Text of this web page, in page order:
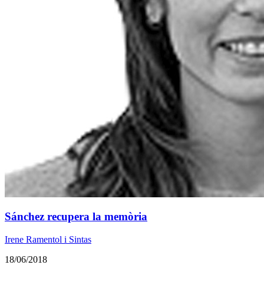
Sánchez recupera la memòria
Irene Ramentol i Sintas
18/06/2018